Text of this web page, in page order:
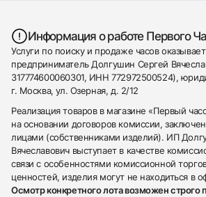
Информация о работе Первого
Услуги по поиску и продаже часов
предприниматель Долгушин Сергей
317774600060301, ИНН 772972500524),
г. Москва, ул. Озерная, д. 2/12
Реализация товаров в магазине «Первый
на основании договоров комиссии,
лицами (собственниками изделий). ИП
Вячеславович выступает в качестве
связи с особенностями комиссионной
ценностей, изделия могут не находиться в
Осмотр конкретного лота возможен строго
Отправить заявку